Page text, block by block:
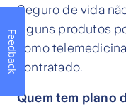
Seguro de vida
alguns produtos
como
contratado.
Quem tem plano
Feedback